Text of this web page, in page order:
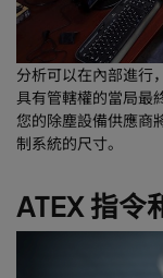
分析可以在內部進行
具有管轄權的當局最
您的除塵設備供應商
制系統的尺寸。
ATEX 指令